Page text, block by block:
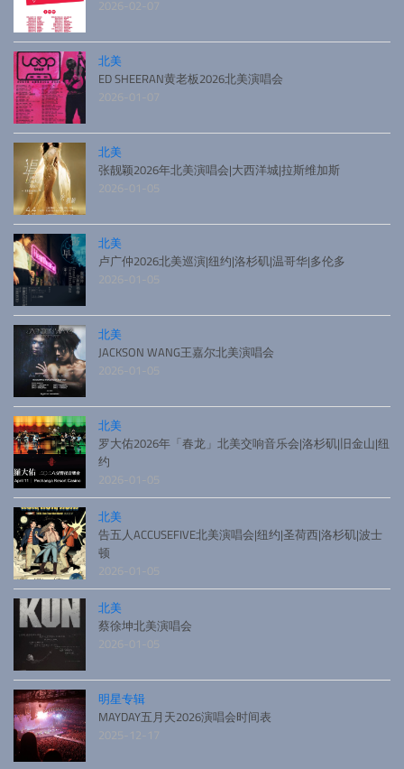
2026-02-07
北美
ED SHEERAN黄老板2026北美演唱会
2026-01-07
北美
张靓颖2026年北美演唱会|大西洋城|拉斯维加斯
2026-01-05
北美
卢广仲2026北美巡演|纽约|洛杉矶|温哥华|多伦多
2026-01-05
北美
JACKSON WANG王嘉尔北美演唱会
2026-01-05
北美
罗大佑2026年「春龙」北美交响音乐会|洛杉矶|旧金山|纽
约
2026-01-05
北美
告五人ACCUSEFIVE北美演唱会|纽约|圣荷西|洛杉矶|波士
顿
2026-01-05
北美
蔡徐坤北美演唱会
2026-01-05
明星专辑
MAYDAY五月天2026演唱会时间表
2025-12-17